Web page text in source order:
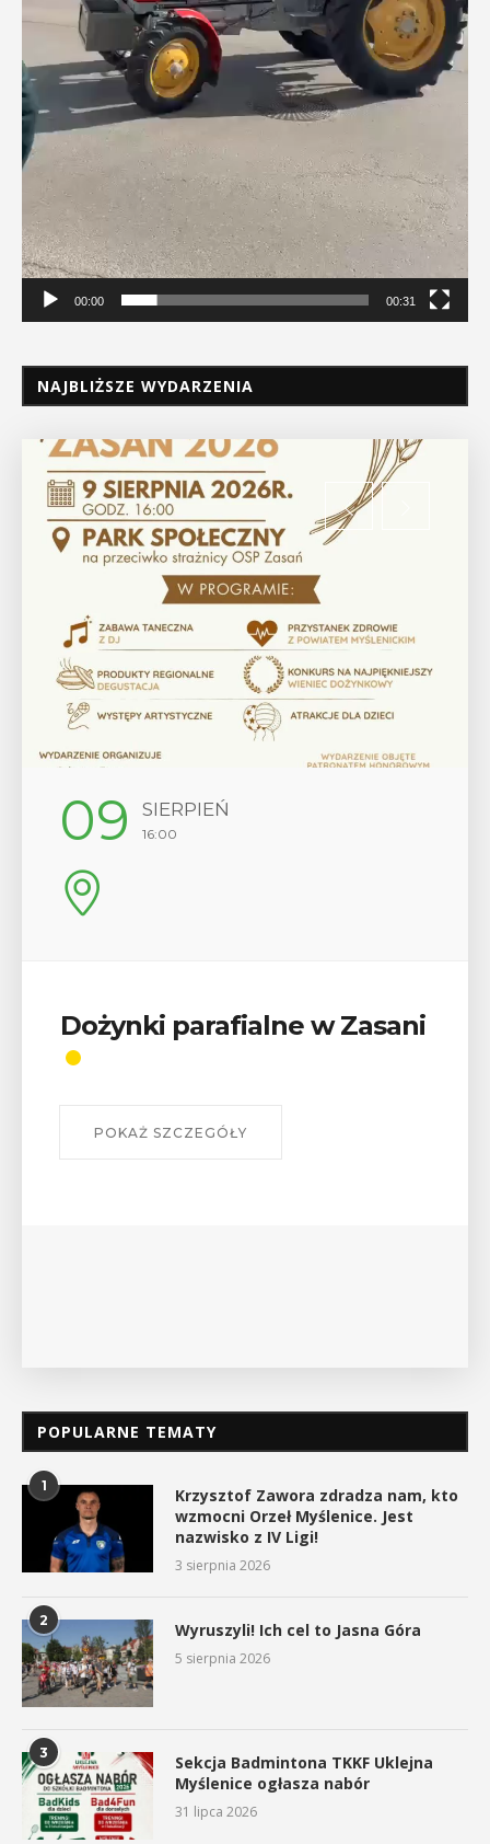
00:00 00:31
NAJBLIŻSZE WYDARZENIA
12 SIERPIEŃ
17:00
Wykład „Jak zdobyć
odznaki na myślenickich
W środę 12 sierpnia o godz. 17 w Miejskiej
POPULARNE TEMATY
1
Krzysztof Zawora zdradza nam, kto
wzmocni Orzeł Myślenice. Jest
nazwisko z IV Ligi!
3 sierpnia 2026
2 Wyruszyli! Ich cel to Jasna Góra
5 sierpnia 2026
3
Sekcja Badmintona TKKF Uklejna
Myślenice ogłasza nabór
31 lipca 2026